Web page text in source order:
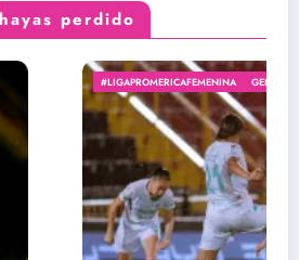
perdido
GENERAL PRIMERA DIVISIÓN